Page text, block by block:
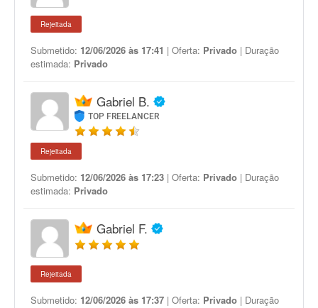
Rejeitada
Submetido: 12/06/2026 às 17:41 | Oferta: Privado | Duração
estimada: Privado
Gabriel B.
TOP FREELANCER
Rejeitada
Submetido: 12/06/2026 às 17:23 | Oferta: Privado | Duração
estimada: Privado
Gabriel F.
Rejeitada
Submetido: 12/06/2026 às 17:37 | Oferta: Privado | Duração